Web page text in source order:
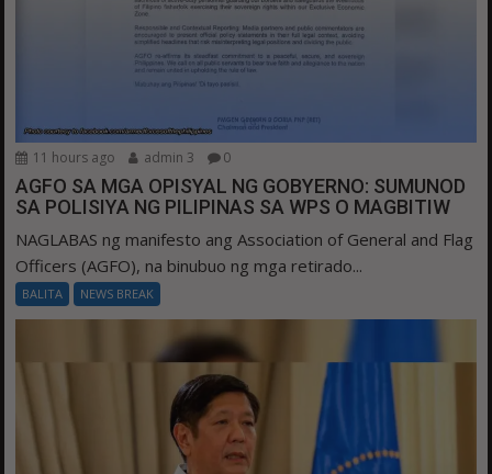
11 hours ago admin 3 0
AGFO SA MGA OPISYAL NG GOBYERNO: SUMUNOD
SA POLISIYA NG PILIPINAS SA WPS O MAGBITIW
NAGLABAS ng manifesto ang Association of General and Flag
Officers (AGFO), na binubuo ng mga retirado...
BALITA NEWS BREAK